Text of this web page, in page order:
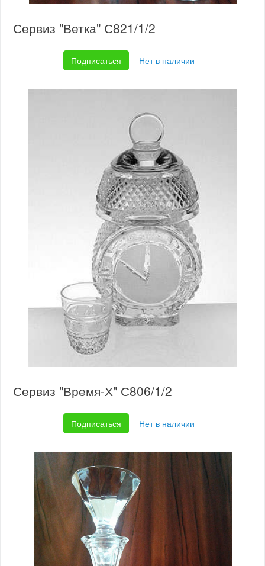
Сервиз "Ветка" С821/1/2
Подписаться Нет в наличии
Сервиз "Время-Х" С806/1/2
Подписаться Нет в наличии